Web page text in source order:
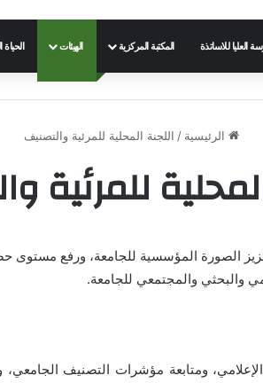
العليا للاساتذة المكتبة المركزية الهيئات الحياة
الرئيسية / اللجنة المحلية للمرئية والتصنيف
للمرئية
الصورة المؤسسية للجامعة، ورفع مستوى
والبحثي والمجتمعي للجامعة.
ومتابعة مؤشرات التصنيف